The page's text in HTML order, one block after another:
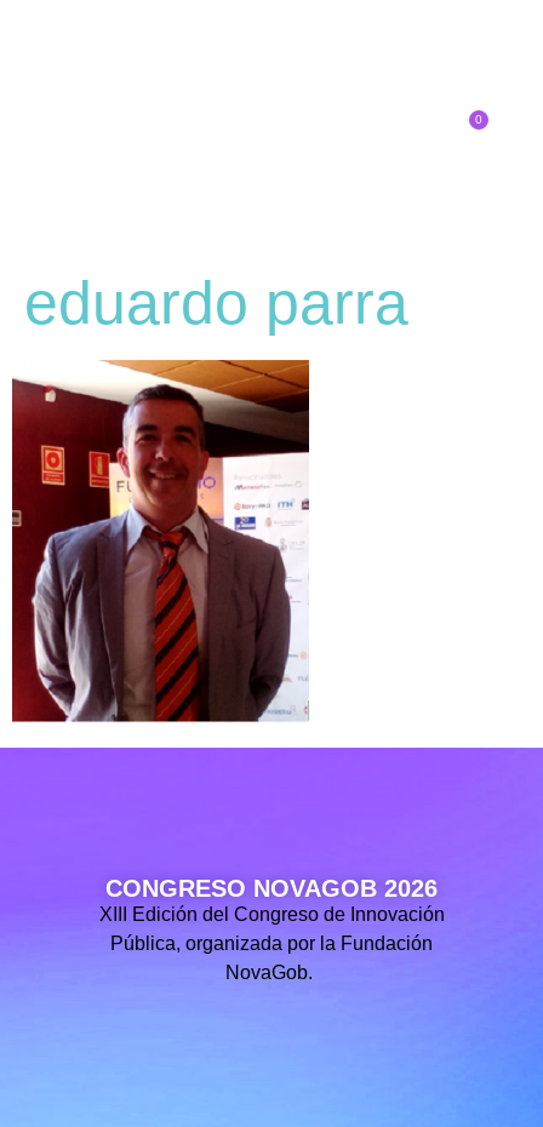
0
eduardo parra
CONGRESO NOVAGOB 2026
XIII Edición del Congreso de Innovación
Pública, organizada por la Fundación
NovaGob.